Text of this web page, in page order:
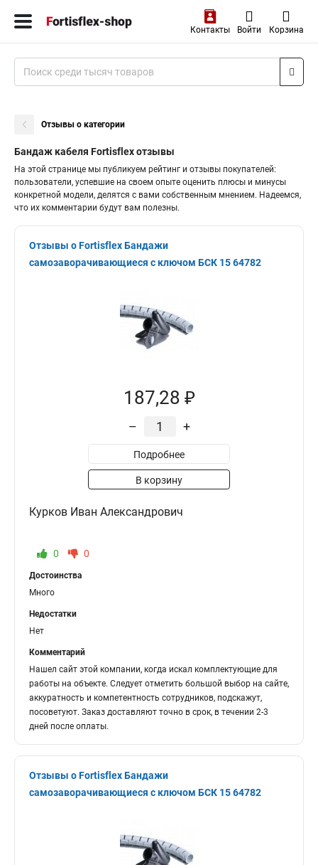
Контакты Войти Корзина
Отзывы о категории
Бандаж кабеля Fortisflex отзывы
На этой странице мы публикуем рейтинг и отзывы покупателей:
пользователи, успевшие на своем опыте оценить плюсы и минусы
конкретной модели, делятся с вами собственным мнением. Надеемся,
что их комментарии будут вам полезны.
Отзывы о Fortisflex Бандажи
самозаворачивающиеся с ключом БСК 15 64782
187,28 ₽
– +
Подробнее
В корзину
Курков Иван Александрович
0 0
Достоинства
Много
Недостатки
Нет
Комментарий
Нашел сайт этой компании, когда искал комплектующие для
работы на объекте. Следует отметить большой выбор на сайте,
аккуратность и компетентность сотрудников, подскажут,
посоветуют. Заказ доставляют точно в срок, в течении 2-3
дней после оплаты.
Отзывы о Fortisflex Бандажи
самозаворачивающиеся с ключом БСК 15 64782